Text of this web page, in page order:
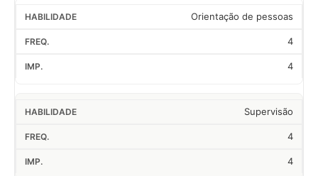
Orientação de pessoas
4
4
Supervisão
4
4